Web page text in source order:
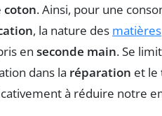
coton. Ainsi, pour une
, la nature des matières
en seconde main. Se
dans la réparation et le
à réduire notre